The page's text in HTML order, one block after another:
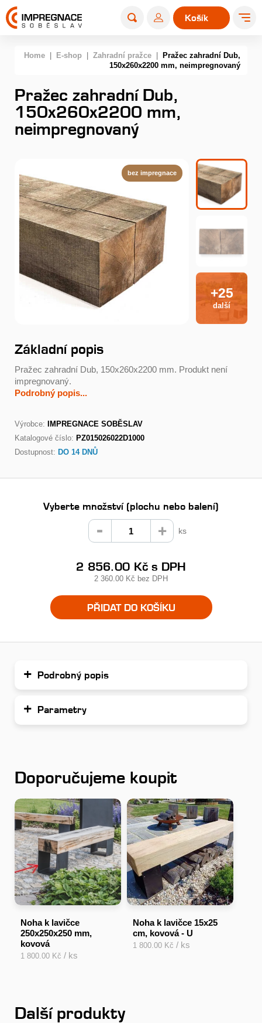
0
Košík
Home E-shop Zahradní pražce
Pražec zahradní Dub,
150x260x2200 mm, neimpregnovaný
Pražec zahradní Dub,
150x260x2200 mm,
neimpregnovaný
bez impregnace
+25
další
Základní popis
Pražec zahradní Dub, 150x260x2200 mm. Produkt není
impregnovaný.
Podrobný popis...
Výrobce:
IMPREGNACE SOBĚSLAV
Katalogové číslo: PZ015026022D1000
Dostupnost: DO 14 DNŮ
Vyberte množství (plochu nebo balení)
ks
2 856.00 Kč s DPH
2 360.00 Kč bez DPH
PŘIDAT DO KOŠÍKU
Podrobný popis
Parametry
Doporučujeme koupit
Noha k lavičce
250x250x250 mm,
kovová
1 800.00 Kč / ks
Noha k lavičce 15x25
cm, kovová - U
1 800.00 Kč / ks
Další produkty